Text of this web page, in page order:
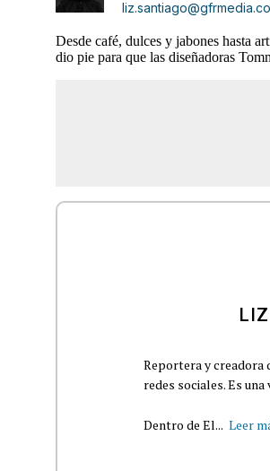
Desde café, dulces y jabones hasta
dio pie para que las diseñadoras
Reportera y creadora
redes sociales. Es
Dentro de El... Leer